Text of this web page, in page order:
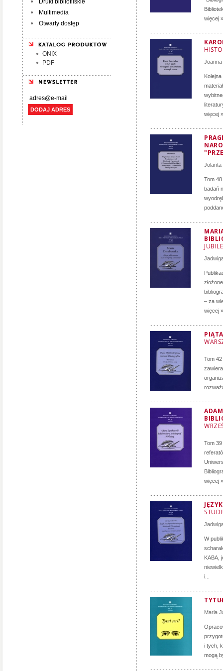
Druki bibliofilskie
Multimedia
Otwarty dostęp
ONIX
PDF
DODAJ ADRES
więcej »
więcej »
Jolanta
Tom
badań
– za
więcej »
Tom
Tom
więcej »
W
KABA,
i...
Maria
i tych,
mogą